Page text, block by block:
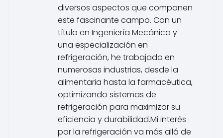
diversos aspectos que componen
este fascinante campo. Con un
título en Ingeniería Mecánica y
una especialización en
refrigeración, he trabajado en
numerosas industrias, desde la
alimentaria hasta la farmacéutica,
optimizando sistemas de
refrigeración para maximizar su
eficiencia y durabilidad.Mi interés
por la refrigeración va más allá de